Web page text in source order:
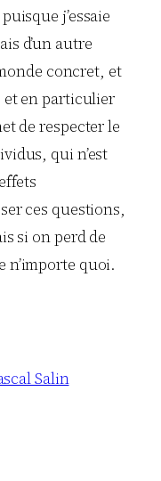
j’essaie
d’un autre
concret, et
et en particulier
de respecter le
qui n’est
ces questions,
si on perd de
n’importe quoi.
Salin